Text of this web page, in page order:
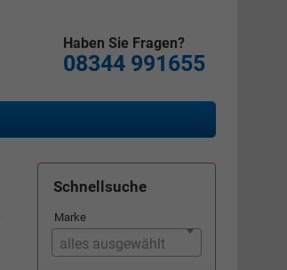
Haben Sie Fragen?
08344 991655
Schnellsuche
Marke
alles ausgewählt